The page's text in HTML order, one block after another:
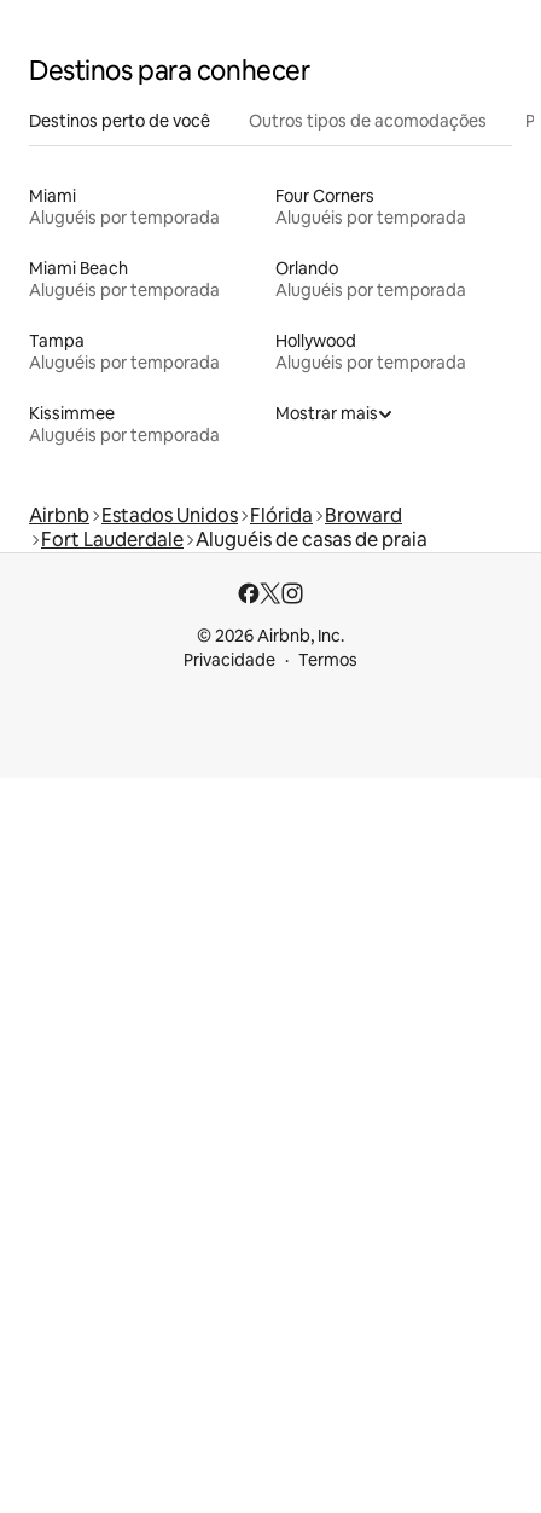
Destinos para conhecer
Destinos perto de você Outros tipos de acomodações
Miami
Aluguéis por temporada
Four Corners
Aluguéis por temporada
Miami Beach
Aluguéis por temporada
Orlando
Aluguéis por temporada
Tampa
Aluguéis por temporada
Hollywood
Aluguéis por temporada
Kissimmee
Aluguéis por temporada
Mostrar mais
Airbnb Estados Unidos Flórida Broward
Fort Lauderdale Aluguéis de casas de praia
© 2026 Airbnb, Inc.
Privacidade
Termos